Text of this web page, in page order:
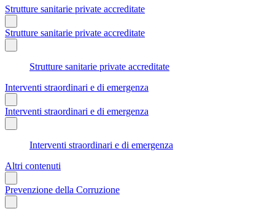
Strutture sanitarie private accreditate
Strutture sanitarie private accreditate
Strutture sanitarie private accreditate
Interventi straordinari e di emergenza
Interventi straordinari e di emergenza
Interventi straordinari e di emergenza
Altri contenuti
Prevenzione della Corruzione